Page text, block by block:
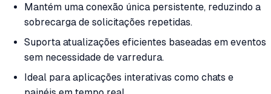
Mantém uma conexão única persistente, reduzindo a
sobrecarga de solicitações repetidas.
Suporta atualizações eficientes baseadas em eventos
sem necessidade de varredura.
Ideal para aplicações interativas como chats e